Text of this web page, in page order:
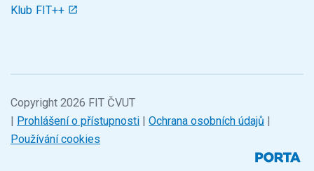
Klub FIT++
Copyright 2026 FIT ČVUT
| Prohlášení o přístupnosti | Ochrana osobních údajů |
Používání cookies